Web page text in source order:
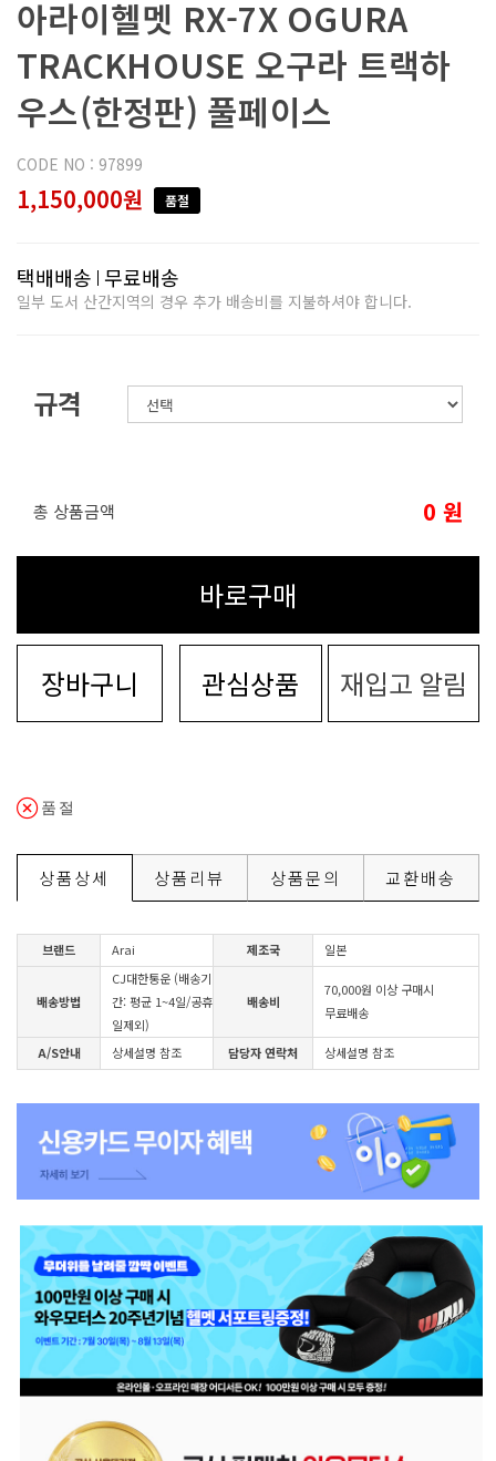
아라이헬멧 RX-7X OGURA
TRACKHOUSE 오구라 트랙하
우스(한정판) 풀페이스
CODE NO : 97899
1,150,000원 품절
택배배송 무료배송
일부 도서 산간지역의 경우 추가 배송비를 지불하셔야 합니다.
규격
총 상품금액 0 원
바로구매
장바구니 관심상품 재입고 알림
품절
상품상세 상품리뷰 상품문의 교환배송
브랜드 Arai 제조국 일본
배송방법
CJ대한통운 (배송기
간: 평균 1~4일/공휴
일제외)
배송비
70,000원 이상 구매시
무료배송
A/S안내 상세설명 참조 담당자 연락처 상세설명 참조